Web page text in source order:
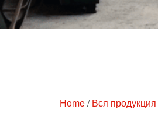
Home/Вся продукция